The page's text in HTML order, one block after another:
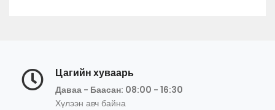
Цагийн хуваарь
Даваа - Баасан: 08:00 - 16:30
Хүлээн авч байна